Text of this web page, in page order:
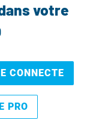
votre
CONNECTE
PRO